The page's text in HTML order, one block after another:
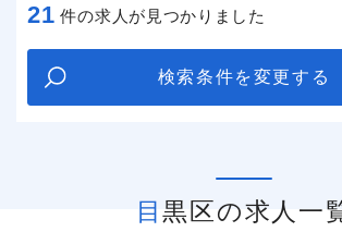
21 件の求人が見つかりました
検索条件を変更する
目黒区の求人一